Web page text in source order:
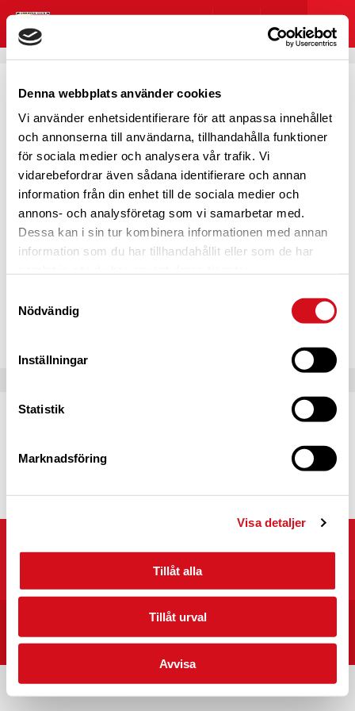
Denna webbplats använder cookies
Vi använder enhetsidentifierare för att anpassa innehållet
och annonserna till användarna, tillhandahålla funktioner
för sociala medier och analysera vår trafik. Vi
vidarebefordrar även sådana identifierare och annan
information från din enhet till de sociala medier och
annons- och analysföretag som vi samarbetar med.
Dessa kan i sin tur kombinera informationen med annan
information som du har tillhandahållit eller som de har
Nödvändig
Inställningar
Statistik
Marknadsföring
Visa detaljer
Tillåt alla
Tillåt urval
Avvisa
HOPPSAN! NÅGOT GICK
FEL
samarbetet mellan Caravan Club of Sweden
Läs mer
Caravan Club of Sweden
Kyrkvägen 25, 703 75 ÖREBRO
INTEGRITET/VILLKOR